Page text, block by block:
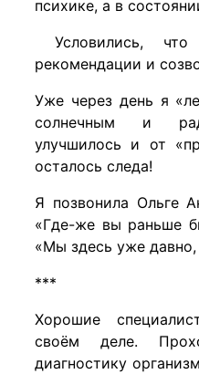
психике, а в
Условились,
рекомендации и
Уже через день я
солнечным и
улучшилось и от
осталось следа!
Я позвонила Ольге
«Где-же вы раньше
«Мы здесь уже давно,
***
Хорошие
своём деле.
диагностику